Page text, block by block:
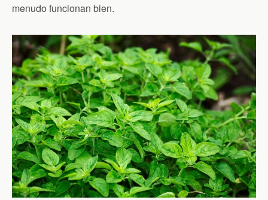
menudo funcionan bien.